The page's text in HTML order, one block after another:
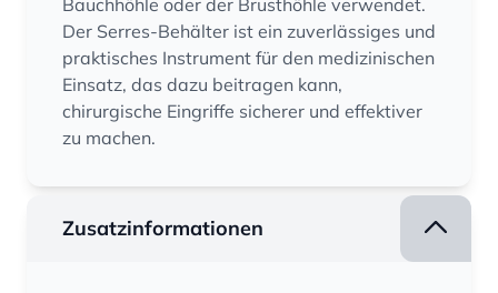
Bauchhöhle oder der Brusthöhle verwendet.
Der Serres-Behälter ist ein zuverlässiges und
praktisches Instrument für den medizinischen
Einsatz, das dazu beitragen kann,
chirurgische Eingriffe sicherer und effektiver
zu machen.
Zusatzinformationen